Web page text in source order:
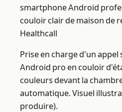
smartphone Android
couloir clair de maison de
Healthcall
Prise en charge d'un
Android pro en couloir
couleurs devant la
automatique. Visuel
produire).